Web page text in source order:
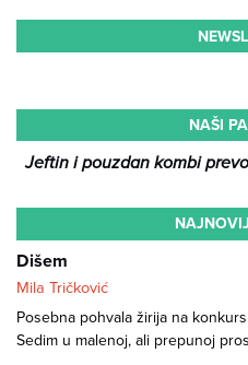
NAŠI
Jeftin i pouzdan kombi
Dišem
Mila Tričković
Posebna pohvala žirija na
Sedim u malenoj, ali prepunoj